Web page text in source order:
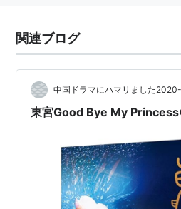
関連ブログ
中国ドラマにハマリました
東宮Good Bye My